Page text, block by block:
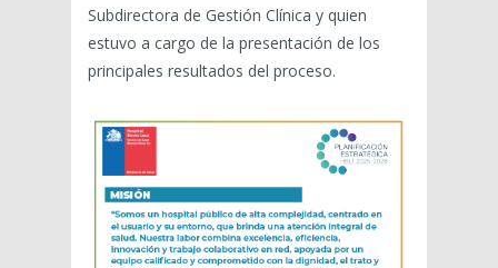
Subdirectora de Gestión Clínica y quien
estuvo a cargo de la presentación de los
principales resultados del proceso.